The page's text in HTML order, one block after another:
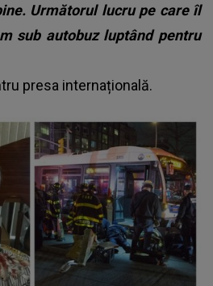
Următorul lucru pe care îl
sub autobuz luptând pentru
presa internațională.